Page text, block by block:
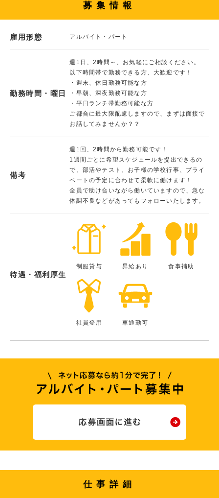
募集情報
雇用形態 アルバイト・パート
勤務時間・曜日
週1日、2時間～、お気軽にご相談ください。
以下時間帯で勤務できる方、大歓迎です！
・週末、休日勤務可能な方
・早朝、深夜勤務可能な方
・平日ランチ帯勤務可能な方
ご都合に最大限配慮しますので、まずは面接で
お話してみませんか？？
備考
週1回、2時間から勤務可能です！
1週間ごとに希望スケジュールを提出できるの
で、部活やテスト、お子様の学校行事、プライ
ベートの予定に合わせて柔軟に働けます！
全員で助け合いながら働いていますので、急な
体調不良などがあってもフォローいたします。
待遇・福利厚生
制服貸与 昇給あり 食事補助
社員登用 車通勤可
仕事詳細